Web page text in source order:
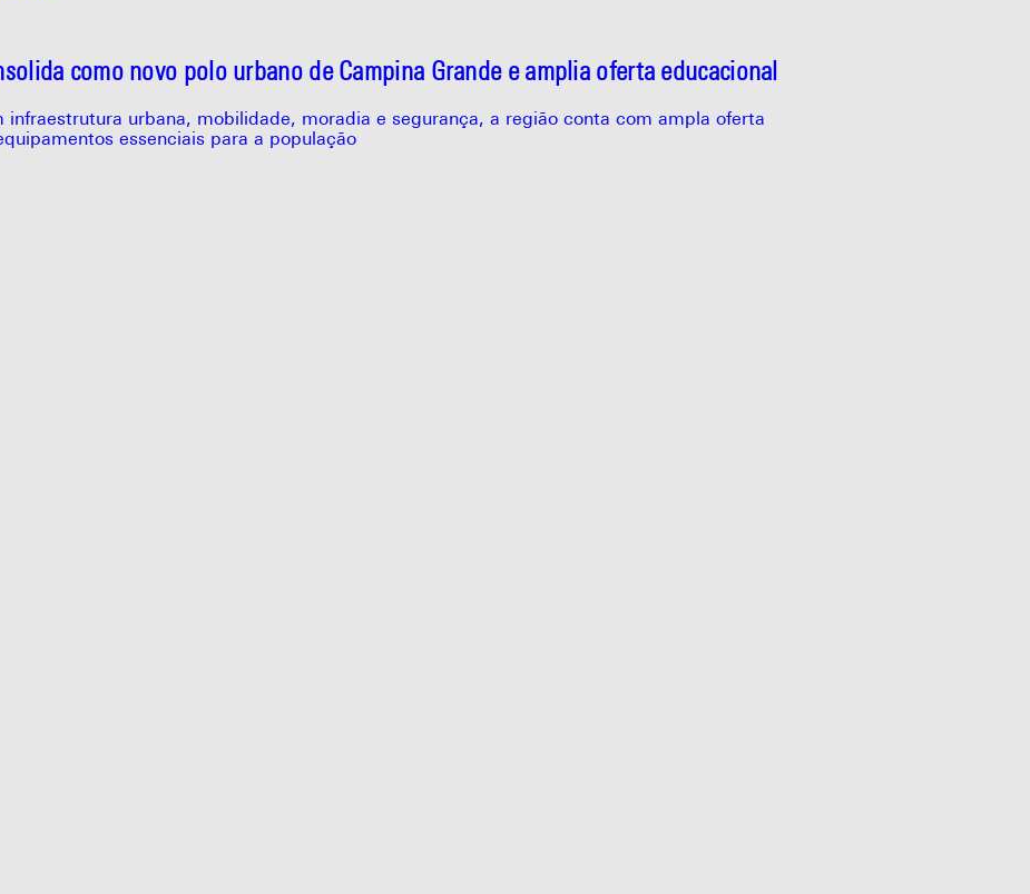
como novo polo urbano de Campina Grande e amplia oferta educacional
infraestrutura urbana, mobilidade, moradia e segurança, a região conta com ampla oferta
essenciais para a população